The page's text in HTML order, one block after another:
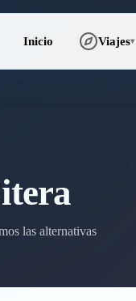
Inicio Viajes▾
las alternativas